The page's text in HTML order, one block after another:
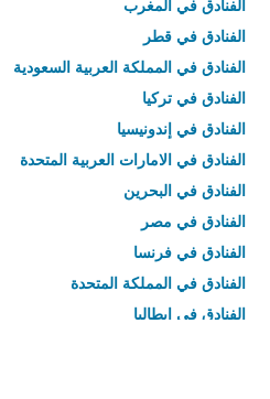
الفنادق في المغرب
الفنادق في قطر
الفنادق في المملكة العربية السعودية
الفنادق في تركيا
الفنادق في إندونيسيا
الفنادق في الامارات العربية المتحدة
الفنادق في البحرين
الفنادق في مصر
الفنادق في فرنسا
الفنادق في المملكة المتحدة
الفنادق في إيطاليا